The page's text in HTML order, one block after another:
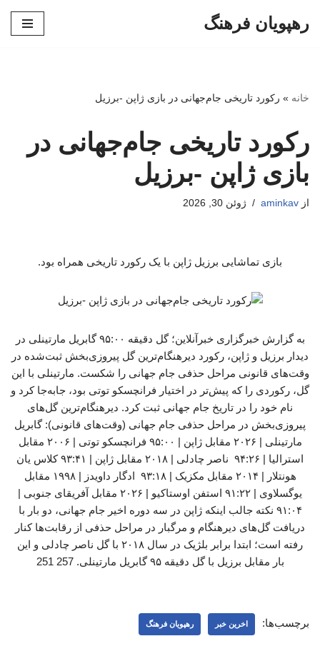
رهپویان فرهنگ
خانه » رکورد تاریخی جام‌جهانی در بازی ژاپن -برزیل
رکورد تاریخی جام‌جهانی در
بازی ژاپن -برزیل
از aminkav ژوئن 30, 2026
بازی تماشایی برزیل ژاپن با یک رکورد تاریخی همراه بود.
به گزارش خبرگزاری خبرآنلاین؛ گل دقیقه ۹۵:۰۰ گابریل مارتینلی در
دیدار برزیل و ژاپن، رکورد دیرهنگام‌ترین گل پیروزی‌بخش ثبت‌شده در
وقت‌های قانونی مراحل حذفی جام جهانی را شکست. مارتینلی با این
گل، رکوردی را که پیش‌تر در اختیار فرانچسکو توتی بود، جابه‌جا کرد و
نام خود را در تاریخ جام جهانی ثبت کرد. دیرهنگام‌ترین گل‌های
پیروزی‌بخش در مراحل حذفی جام جهانی (وقت‌های قانونی): گابریل
مارتینلی | ۲۰۲۶ مقابل ژاپن | ۹۵:۰۰ فرانچسکو توتی | ۲۰۰۶ مقابل
استرالیا | ۹۴:۲۶ ناصر چادلی | ۲۰۱۸ مقابل ژاپن | ۹۳:۴۱ کلاس یان
هونتلار | ۲۰۱۴ مقابل مکزیک | ۹۳:۱۸ ادگار داویدز | ۱۹۹۸ مقابل
یوگسلاوی | ۹۱:۲۲ استفن اوستاکیو | ۲۰۲۶ مقابل آفریقای جنوبی |
۹۱:۰۴ نکته جالب اینکه ژاپن در سه دوره اخیر جام جهانی، دو بار با
دریافت گل‌های دیرهنگام و مرگبار در مراحل حذفی از رقابت‌ها کنار
رفته است؛ ابتدا برابر بلژیک در سال ۲۰۱۸ با گل ناصر چادلی و این
بار مقابل برزیل با گل دقیقه ۹۵ گابریل مارتینلی. 257 251
برچسب‌ها: اخرین خبر رهپویان فرهنگ